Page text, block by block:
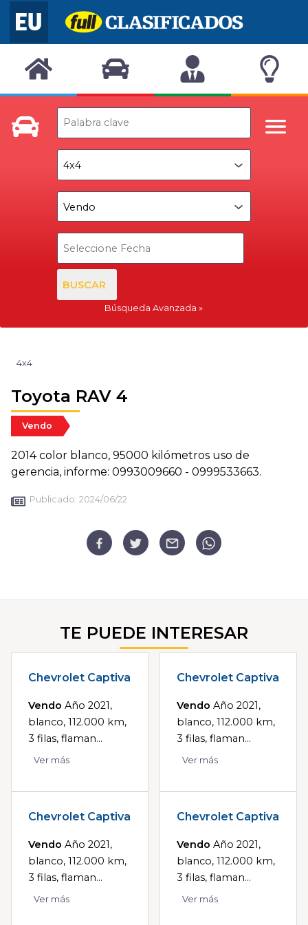
BUSCAR
Búsqueda Avanzada
4x4
Toyota RAV 4
Vendo
2014 color blanco, 95000 kilómetros uso de
gerencia, informe: 0993009660 - 0999533663.
Publicado: 2024/06/22
TE PUEDE INTERESAR
Chevrolet Captiva
Vendo Año 2021,
blanco, 112.000 km,
3 filas, flaman...
Ver más
Chevrolet Captiva
Vendo Año 2021,
blanco, 112.000 km,
3 filas, flaman...
Ver más
Chevrolet Captiva
Vendo Año 2021,
blanco, 112.000 km,
3 filas, flaman...
Ver más
Chevrolet Captiva
Vendo Año 2021,
blanco, 112.000 km,
3 filas, flaman...
Ver más